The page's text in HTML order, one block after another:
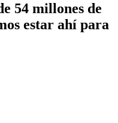
54 millones de
estar ahí para